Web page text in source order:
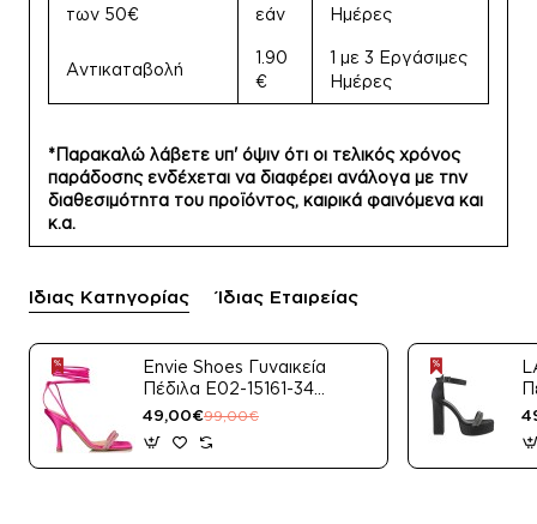
των 50€
εάν
Ημέρες
Αντικαταβολή
1.90
€
1 με 3 Εργάσιμες
Ημέρες
*Παρακαλώ λάβετε υπ' όψιν ότι οι τελικός χρόνος
παράδοσης ενδέχεται να διαφέρει ανάλογα με την
διαθεσιμότητα του προϊόντος, καιρικά φαινόμενα και
κ.α.
Ίδιας Κατηγορίας Ίδιας Εταιρείας
Envie Shoes Γυναικεία
Πέδιλα E02-15161-34
Μαύρο Satin
49,00€99,00€